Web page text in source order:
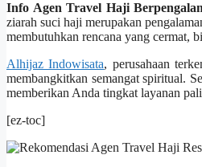
Info Agen Travel Haji
ziarah suci haji merupakan
membutuhkan rencana yang cermat,
Alhijaz Indowisata, perusahaan
membangkitkan semangat spiritual.
memberikan Anda tingkat layanan
[ez-toc]